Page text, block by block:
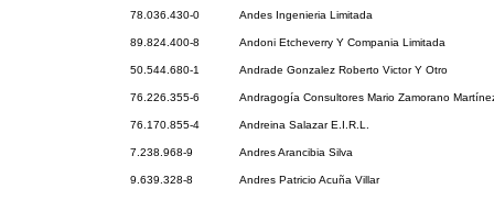
78.036.430-0 Andes Ingenieria Limitada
89.824.400-8 Andoni Etcheverry Y Compania Limitada
50.544.680-1 Andrade Gonzalez Roberto Victor Y Otro
76.226.355-6 Andragogía Consultores Mario Zamorano
76.170.855-4 Andreina Salazar E.I.R.L.
7.238.968-9 Andres Arancibia Silva
9.639.328-8 Andres Patricio Acuña Villar